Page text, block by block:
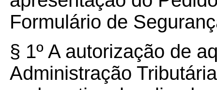
Formulário de
§ 1º A autorização de
Administração